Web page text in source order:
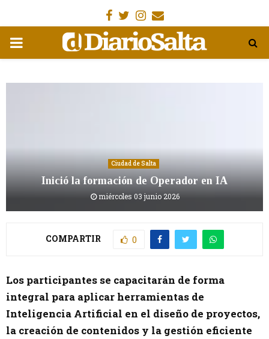
Facebook
Gorjeo
Instagram
Email
MENÚ
Ciudad de Salta
Inició la formación de Operador en IA
miércoles 03 junio 2026
COMPARTIR 0
Los participantes se capacitarán de forma
integral para aplicar herramientas de
Inteligencia Artificial en el diseño de proyectos,
la creación de contenidos y la gestión eficiente